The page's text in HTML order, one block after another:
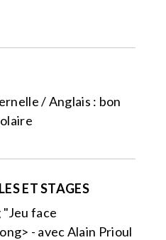
/ Anglais : bon
ET STAGES
face
- avec Alain Prioul